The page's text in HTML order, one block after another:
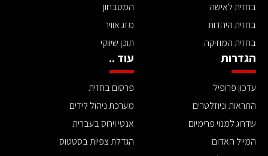
בחזית לאישה
בחזית היהדות
בחזית המוזיקה
המטבחון
מזג אוויר
תוכן שיווקי
הגדרות
עדכון פרופיל
התראות וניוזלטרים
שדרוג למנוי פרימיום
המייל האדום
עוד ..
פרסום בחזית
מערכת ניהול לידים
אנטי וירוס בעברית
הגדלת צפיות בסטטוס